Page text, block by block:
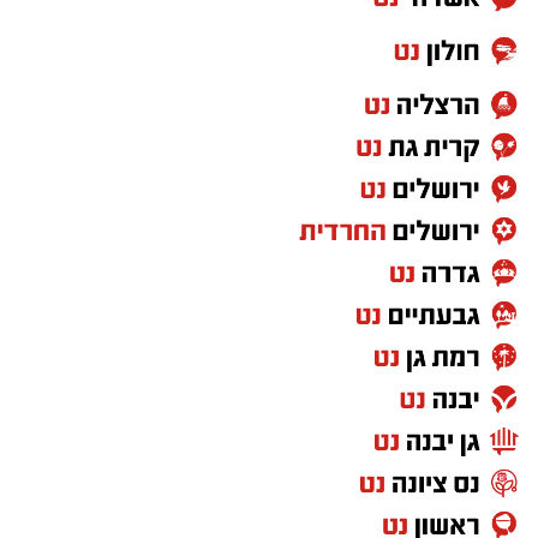
צפו ברגעים קצרים מהארוע העוצמתי שעוד ידובר
בו רבות.
זאב.
יחד עם בנו נ"י. לאחר מכן, פנה לרחבת הציון
בסמוך להדלקות ל"ג בעומר, שם גזז את מחלפות
ראשו של בנו לראשונה וכיבד עוד ידידים בגזיזת
השיער, תוך כדי שבירכוהו שזכות אבות השושלת
הקדושה לאדמור"י ורבני משפחת אבוחצירא תגן
בעדו, וכי יגדל ויאיר את עיני ישראל בתורה, יראת
שמים וחסידות.
משם פנה לחדר הסמוך לצורך הדלקת נרות לכבוד
התנא רשב"י.
בהמשך המעמד ערכו המשתתפים ברכת "לחיים",
ובמסגרתה בירך הגר"ש טולידאנו את הקהל
בברכת לחיים טובים ולשלום.